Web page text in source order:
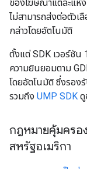
ของโฆษณาแต่ละแห่
ไม่สามารถส่งต่อตัวเ
กล่าวโดยอัตโนมัติ
ตั้งแต่ SDK เวอร์ชัน
ความยินยอมตาม
โดยอัตโนมัติ ซึ่งรอง
รวมถึง UMP SDK ดู
กฎหมายคุ้มครอ
สหรัฐอเมริกา